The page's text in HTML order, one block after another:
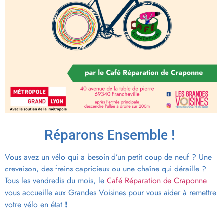
Réparons Ensemble !
Vous avez un vélo qui a besoin d’un petit coup de neuf ? Une
crevaison, des freins capricieux ou une chaîne qui déraille ?
Tous les vendredis du mois, le Café Réparation de Craponne
vous accueille aux Grandes Voisines pour vous aider à remettre
votre vélo en état !